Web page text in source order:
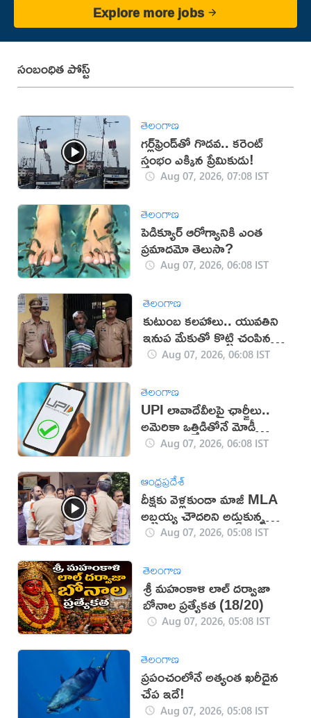
Explore more jobs
సంబంధిత పోస్ట్
తెలంగాణ
గర్ల్‌ఫ్రెండ్‌తో గొడవ.. కరెంట్
స్తంభం ఎక్కిన ప్రేమికుడు!
Aug 07, 2026, 07:08 IST
తెలంగాణ
పెడిక్యూర్ ఆరోగ్యానికి ఎంత
ప్రమాదమో తెలుసా?
Aug 07, 2026, 06:08 IST
తెలంగాణ
కుటుంబ కలహాలు.. యువతిని
ఇనుప మేకుతో కొట్టి చంపిన
తండ్రిAug 07, 2026, 06:08 IST
తెలంగాణ
UPI లావాదేవీలపై ఛార్జీలు..
అమెరికా ఒత్తిడితోనే మోడీ
సర్కార్‌ నిర్ణయం?
Aug 07, 2026, 06:08 IST
ఆంధ్రప్రదేశ్
దీక్షకు వెళ్లకుండా మాజీ MLA
అబ్బ‌య్య చౌద‌రిని అడ్డుకున్న
పోలీసులు (వీడియో)
Aug 07, 2026, 05:08 IST
తెలంగాణ
శ్రీ మహంకాళి లాల్ దర్వాజా
బోనాల ప్రత్యేకత (18/20)
Aug 07, 2026, 05:08 IST
తెలంగాణ
ప్రపంచంలోనే అత్యంత ఖరీదైన
చేప ఇదే!
Aug 07, 2026, 05:08 IST